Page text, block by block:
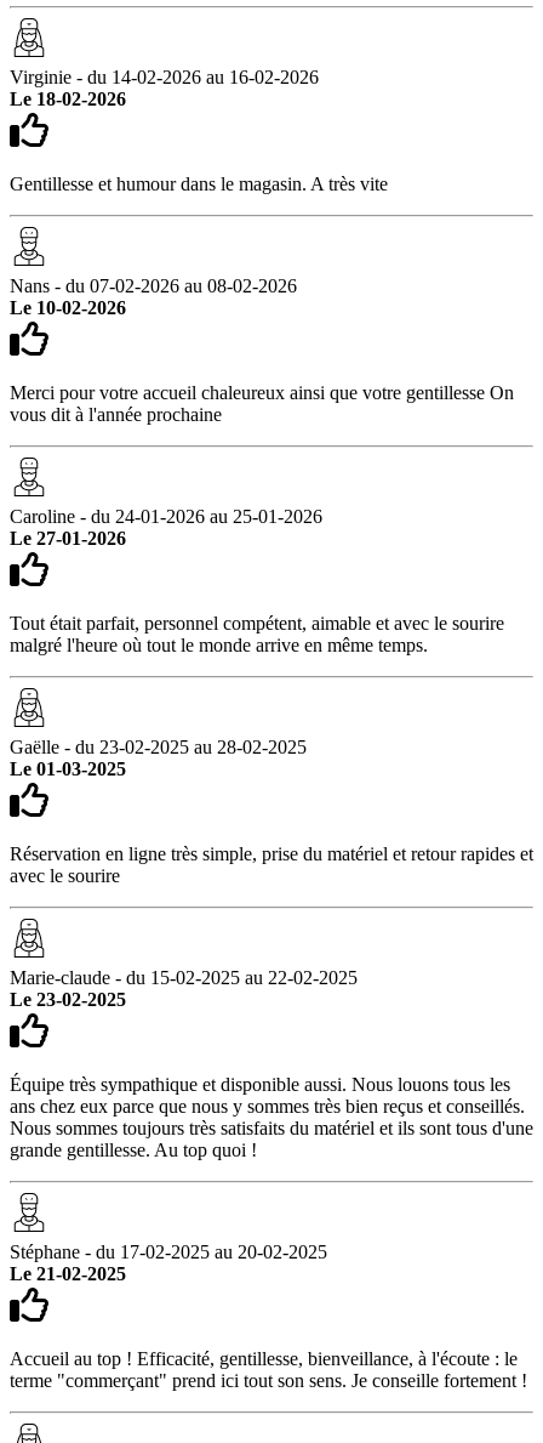
Virginie - du 14-02-2026 au 16-02-2026
Le 18-02-2026
Gentillesse et humour dans le magasin. A très vite
Nans - du 07-02-2026 au 08-02-2026
Le 10-02-2026
Merci pour votre accueil chaleureux ainsi que votre gentillesse On
vous dit à l'année prochaine
Caroline - du 24-01-2026 au 25-01-2026
Le 27-01-2026
Tout était parfait, personnel compétent, aimable et avec le sourire
malgré l'heure où tout le monde arrive en même temps.
Gaëlle - du 23-02-2025 au 28-02-2025
Le 01-03-2025
Réservation en ligne très simple, prise du matériel et retour rapides et
avec le sourire
Marie-claude - du 15-02-2025 au 22-02-2025
Le 23-02-2025
Équipe très sympathique et disponible aussi. Nous louons tous les
ans chez eux parce que nous y sommes très bien reçus et conseillés.
Nous sommes toujours très satisfaits du matériel et ils sont tous d'une
grande gentillesse. Au top quoi !
Stéphane - du 17-02-2025 au 20-02-2025
Le 21-02-2025
Accueil au top ! Efficacité, gentillesse, bienveillance, à l'écoute : le
terme "commerçant" prend ici tout son sens. Je conseille fortement !